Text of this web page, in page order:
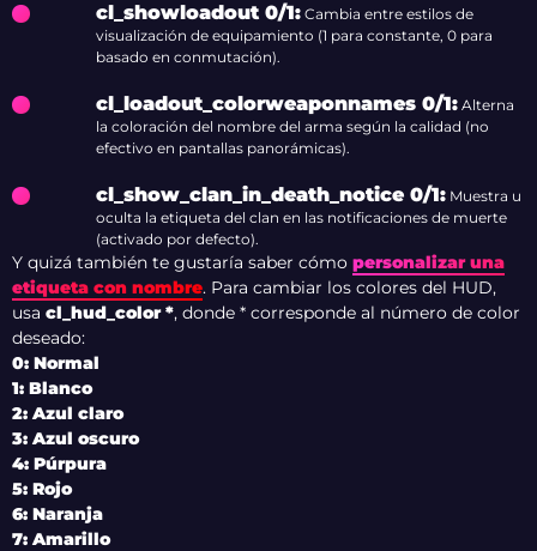
cl_showloadout 0/1: Cambia entre estilos de
visualización de equipamiento (1 para constante, 0 para
basado en conmutación).
cl_loadout_colorweaponnames 0/1: Alterna
la coloración del nombre del arma según la calidad (no
efectivo en pantallas panorámicas).
cl_show_clan_in_death_notice 0/1: Muestra u
oculta la etiqueta del clan en las notificaciones de muerte
(activado por defecto).
Y quizá también te gustaría saber cómo personalizar una
etiqueta con nombre. Para cambiar los colores del HUD,
usa cl_hud_color *, donde * corresponde al número de color
deseado:
0: Normal
1: Blanco
2: Azul claro
3: Azul oscuro
4: Púrpura
5: Rojo
6: Naranja
7: Amarillo